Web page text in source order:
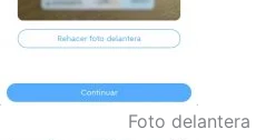
Foto